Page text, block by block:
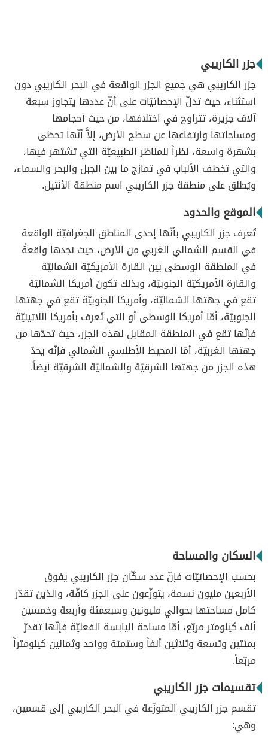
جزر الكاريبي
جزر الكاريبي هي جميع الجزر الواقعة في البحر الكاريبي دون
استثناء، حيث تدلّ الإحصائيّات على أنّ عددها يتجاوز سبعة
آلاف جزيرة، تتراوح في اختلافها، من حيث أحجامها
ومساحاتها وارتفاعها عن سطح الأرض، إلاَّ أنّها تحظى
بشهرة واسعة، نظراً للمناظر الطبيعيّة التي تشتهر فيها،
والتي تخطف الألباب في تمازج ما بين الجبل والبحر والسماء،
ويُطلق على منطقة جزر الكاريبي اسم منطقة الأنتيل.
الموقع والحدود
تُعرف جزر الكاريبي بأنّها إحدى المناطق الجغرافيّة الواقعة
في القسم الشمالي الغربي من الأرض، حيث نجدها واقعةً
في المنطقة الوسطى بين القارة الأمريكيّة الشماليّة
والقارة الأمريكيّة الجنوبيّة، وبذلك تكون أمريكا الشماليّة
تقع في جهتها الشماليّة، وأمريكا الجنوبيّة تقع في جهتها
الجنوبيّة، أمّا أمريكا الوسطى أو التي تُعرف بأمريكا اللاتينيّة
فإنّها تقع في المنطقة المقابل لهذه الجزر، حيث تحدّها من
جهتها الغربيّة، أمّا المحيط الأطلسي الشمالي فإنّه يحدّ
هذه الجزر من جهتها الشرقيّة والشماليّة الشرقيّة أيضاً.
السكان والمساحة
بحسب الإحصائيّات فإنّ عدد سكّان جزر الكاريبي يفوق
الأربعين مليون نسمة، يتوزّعون على الجزر كافّة، والذين تقدّر
كامل مساحتها بحوالي مليونين وسبعمئة وأربعة وخمسين
ألف كيلومتر مربّع، أمّا مساحة اليابسة الفعليّة فإنّها تقدرّ
بمئتين وتسعة وثلاثين ألفاً وستمئة وواحد وثمانين كيلومتراً
مربّعاً.
تقسيمات جزر الكاريبي
تقسم جزر الكاريبي المتوزّعة في البحر الكاريبي إلى قسمين،
وهي: